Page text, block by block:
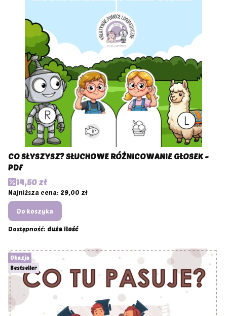
CO SŁYSZYSZ? SŁUCHOWE RÓŻNICOWANIE GŁOSEK -
PDF
Cena promocyjna
14,50 zł
Najniższa cena: 29,00 zł
Do koszyka
Dostępność: duża ilość
Okazja
Bestseller